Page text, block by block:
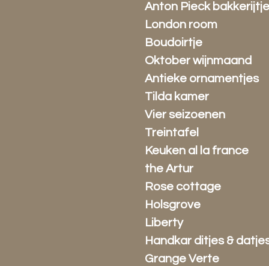
Anton Pieck
London room
Boudoirtje
Oktober wijnmaand
Antieke ornamentjes
Tilda kamer
Vier seizoenen
Treintafel
Keuken al la france
the Artur
Rose cottage
Holsgrove
Liberty
Handkar ditjes &
Grange Verte